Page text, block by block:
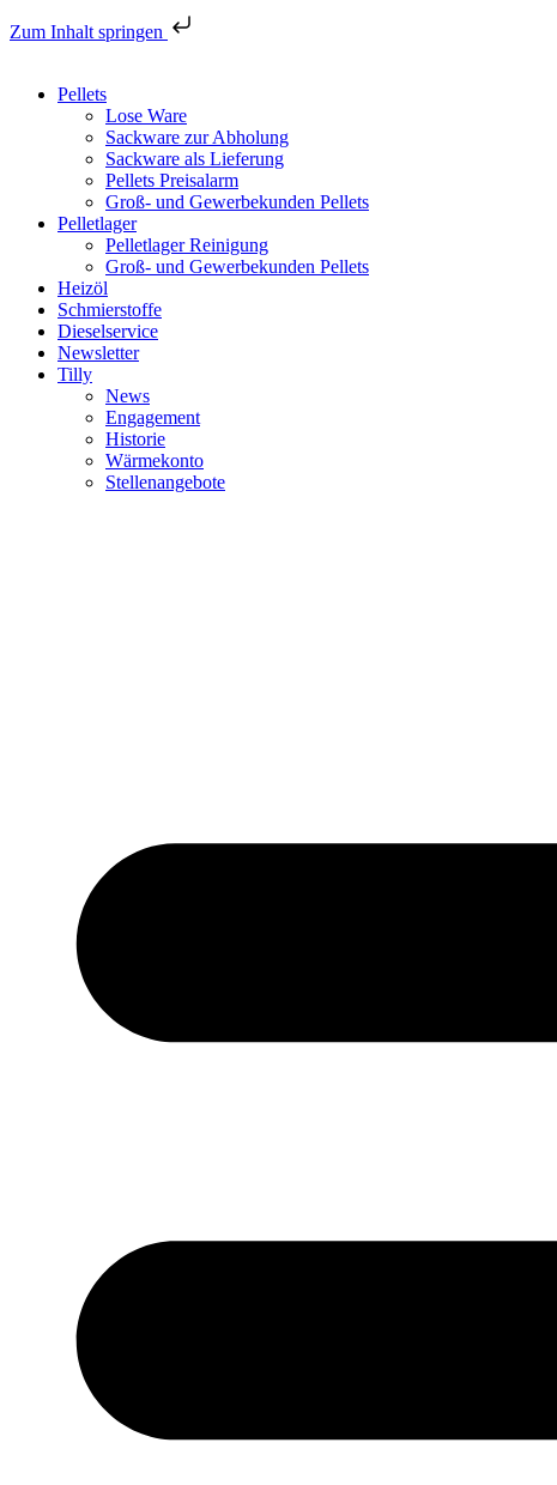
Zum Inhalt springen
Pellets
Lose Ware
Sackware zur Abholung
Sackware als Lieferung
Pellets Preisalarm
Groß- und Gewerbekunden Pellets
Pelletlager
Pelletlager Reinigung
Groß- und Gewerbekunden Pellets
Heizöl
Schmierstoffe
Dieselservice
Newsletter
Tilly
News
Engagement
Historie
Wärmekonto
Stellenangebote